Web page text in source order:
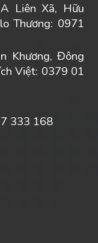
Liên Xã, Hữu
Thương: 0971
Khương, Đông
Việt: 0379 01
333 168